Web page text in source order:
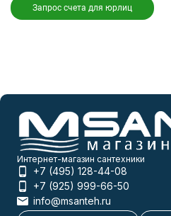
Запрос счета для юрлиц
Интернет-магазин сантехники
+7 (495) 128-44-08
+7 (925) 999-66-50
info@msanteh.ru